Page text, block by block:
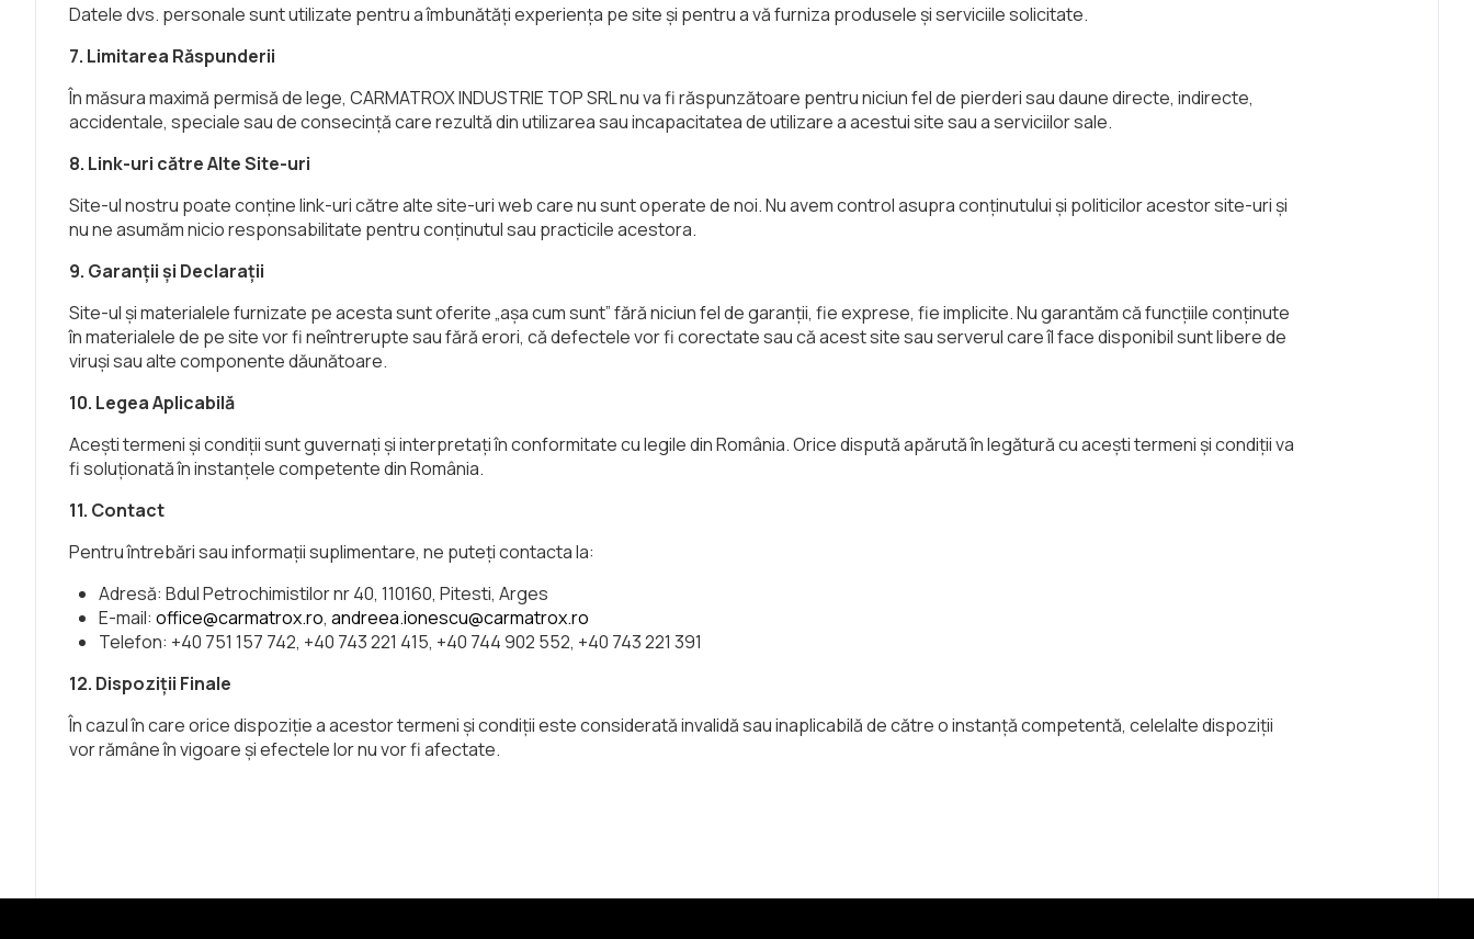
Datele dvs. personale sunt utilizate pentru a îmbunătăți experiența pe site și pentru a vă furniza produsele și serviciile solicitate.
7. Limitarea Răspunderii
În măsura maximă permisă de lege, CARMATROX INDUSTRIE TOP SRL nu va fi răspunzătoare pentru niciun fel de pierderi sau daune directe, indirecte,
accidentale, speciale sau de consecință care rezultă din utilizarea sau incapacitatea de utilizare a acestui site sau a serviciilor sale.
8. Link-uri către Alte Site-uri
Site-ul nostru poate conține link-uri către alte site-uri web care nu sunt operate de noi. Nu avem control asupra conținutului și politicilor acestor site-uri și
nu ne asumăm nicio responsabilitate pentru conținutul sau practicile acestora.
9. Garanții și Declarații
Site-ul și materialele furnizate pe acesta sunt oferite „așa cum sunt” fără niciun fel de garanții, fie exprese, fie implicite. Nu garantăm că funcțiile conținute
în materialele de pe site vor fi neîntrerupte sau fără erori, că defectele vor fi corectate sau că acest site sau serverul care îl face disponibil sunt libere de
viruși sau alte componente dăunătoare.
10. Legea Aplicabilă
Acești termeni și condiții sunt guvernați și interpretați în conformitate cu legile din România. Orice dispută apărută în legătură cu acești termeni și condiții va
fi soluționată în instanțele competente din România.
11. Contact
Pentru întrebări sau informații suplimentare, ne puteți contacta la:
Adresă: Bdul Petrochimistilor nr 40, 110160, Pitesti, Arges
E-mail:office@carmatrox.ro,andreea.ionescu@carmatrox.ro
Telefon: +40 751 157 742, +40 743 221 415, +40 744 902 552, +40 743 221 391
12. Dispoziții Finale
În cazul în care orice dispoziție a acestor termeni și condiții este considerată invalidă sau inaplicabilă de către o instanță competentă, celelalte dispoziții
vor rămâne în vigoare și efectele lor nu vor fi afectate.